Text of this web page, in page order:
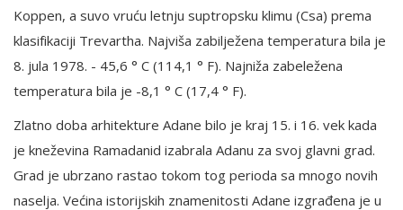
Koppen, a suvo vruću letnju suptropsku klimu (Csa) prema
klasifikaciji Trevartha. Najviša zabilježena temperatura bila je
8. jula 1978. - 45,6 ° C (114,1 ° F). Najniža zabeležena
temperatura bila je -8,1 ° C (17,4 ° F).
Zlatno doba arhitekture Adane bilo je kraj 15. i 16. vek kada
je kneževina Ramadanid izabrala Adanu za svoj glavni grad.
Grad je ubrzano rastao tokom tog perioda sa mnogo novih
naselja. Većina istorijskih znamenitosti Adane izgrađena je u